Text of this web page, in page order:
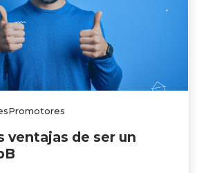
ventajas de ser un